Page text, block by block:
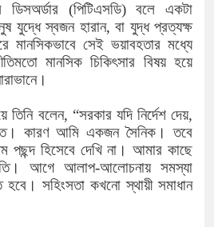
দেশের ৬ অঞ্চলে ঝড়ের আভাস
সার্ককে আরও গতিশীল করতে চায়
প্রধানমন্ত্রীর সঙ্গে নবনিযুক্ত নৌবাহিনী
হামের উপসর্গে আরও ৬ প্রাণহানি, সবাই
অবশেষে পদত্যাগ করলেন ভারতের
ডিসঅর্ডার (পিটিএসডি) বলে একটা
যুদ্ধে স্বজন হারান, বা যুদ্ধ প্রত্যক্ষ
মানসিকভাবে সেই ভয়াবহতার মধ্যে
মানসিক চিকিৎসার বিষয় হয়ে
তিনি বলেন, “সরকার যদি নির্দেশ দেয়,
কারণ আমি একজন সৈনিক। তবে
হিসেবে দেখি না। আমার কাছে
আগে আলাপ-আলোচনায় সমস্যা
হবে। সহিংসতা কখনো স্থায়ী সমাধান